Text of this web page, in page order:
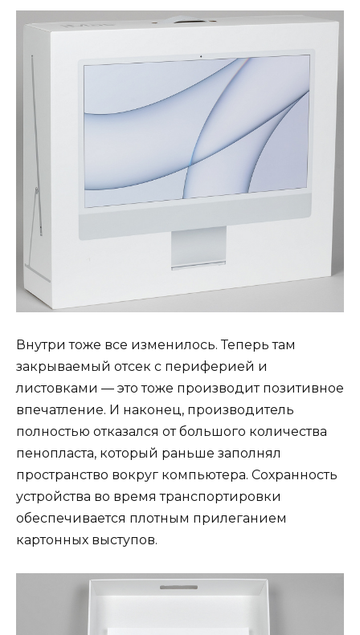
Внутри тоже все изменилось. Теперь там
закрываемый отсек с периферией и
листовками — это тоже производит позитивное
впечатление. И наконец, производитель
полностью отказался от большого количества
пенопласта, который раньше заполнял
пространство вокруг компьютера. Сохранность
устройства во время транспортировки
обеспечивается плотным прилеганием
картонных выступов.